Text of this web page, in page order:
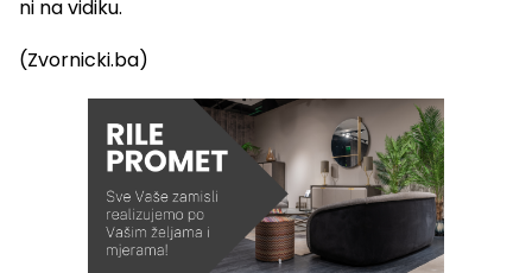
ni na vidiku.
(Zvornicki.ba)